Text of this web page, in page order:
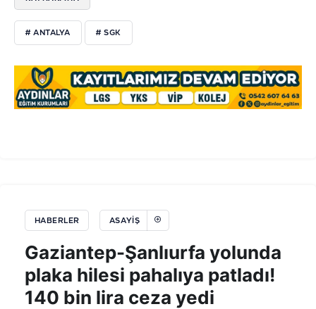
# ANTALYA # SGK
HABERLER ASAYIŞ
Gaziantep-Şanlıurfa yolunda
plaka hilesi pahalıya patladı!
140 bin lira ceza yedi